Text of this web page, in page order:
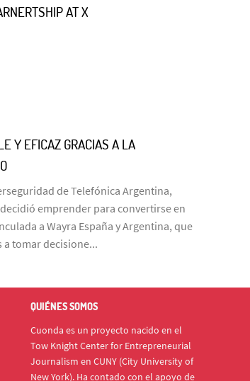
AT X
Y EFICAZ GRACIAS A LA
de Telefónica Argentina,
emprender para convertirse en
a Wayra España y Argentina, que
a tomar decisione...
QUIÉNES SOMOS
Cuonda es un proyecto nacido en el
Tow Knight Center for Entrepreneurial
Journalism en CUNY (City University of
New York). Ha contado con el apoyo de